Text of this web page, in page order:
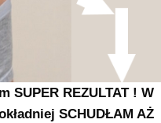
SUPER REZULTAT ! W
SCHUDŁAM AŻ